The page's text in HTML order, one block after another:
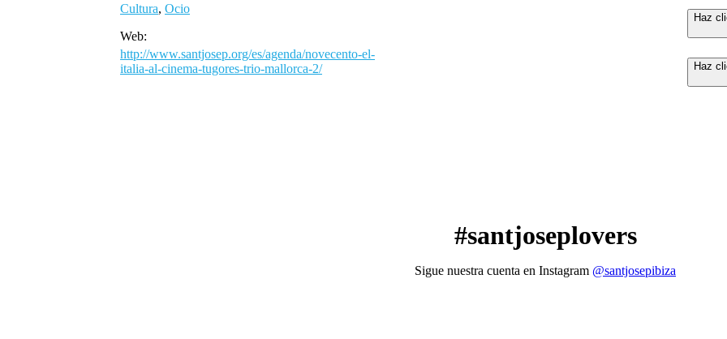
Cultura, Ocio
Web:
http://www.santjosep.org/es/agenda/novecento-el-
italia-al-cinema-tugores-trio-mallorca-2/
Haz
Haz
#santjoseplovers
Sigue nuestra cuenta en Instagram @santjosepibiza